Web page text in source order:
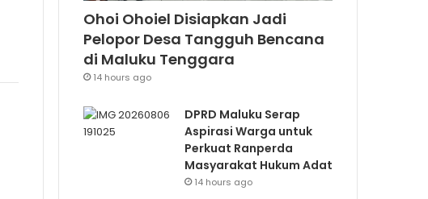
Ohoi Ohoiel Disiapkan Jadi
Pelopor Desa Tangguh Bencana
di Maluku Tenggara
14 hours ago
DPRD Maluku Serap
Aspirasi Warga untuk
Perkuat Ranperda
Masyarakat Hukum Adat
14 hours ago